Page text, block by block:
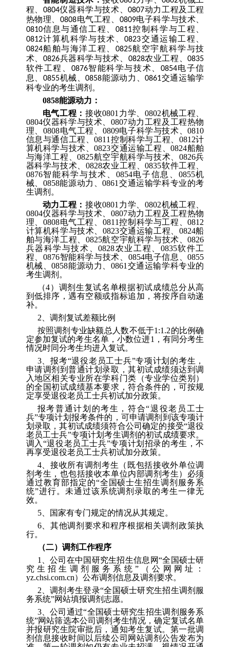
程、 0804仪器科学与技术、0807动力工程及工程
热物理、0808电气工程、 0809电子科学与技术、
0810信息与通信工程、 0811控制科学与工程、
0812计算机科学与技术、0823交通运输工程、
0824船舶与海洋工程、 0825航空宇航科学与技
术、 0826兵器科学与技术、 0828农业工程、0835
软件工程、 0876智能科学与技术、 0854电子信
息、 0855机械、0858能源动力、0861交通运输学
科专业的考生调剂 。
0858能源动力：
电气工程： 接收0801 力学、0802机械工程、
0804仪器科学与技术、 0807动力工程及工程热物
理、 0808电气工程、 0809电子科学与技术、0810
信息与通信工程、0811 控制科学与工程、 0812计
算机科学与技术、0823交通运输工程、0824船舶
与海洋工程、0825航空宇航科学与技术、 0826兵
器科学与技术、 0828农业工程、0835软件工程、
0876智能科学与技术、 0854电子信息、 0855机
械、 0858能源动力、0861 交通运输学科专业的考
生调剂。
动力工程： 接收0801 力学、0802机械工程、
0804仪器科学与技术、 0807动力工程及工程热物
理、 0808电气工程、 0811控制科学与工程、0812
计算机科学与技术、 0823交通运输工程、 0824船
舶与海洋工程、 0825航空宇航科学与技术、0826
兵器科学与技术、0828农业工程、 0835软件工
程、 0876智能科学与技术、 0854电子信息、0855
机械、0858能源动力、 0861 交通运输学科专业的
考生调剂。
（4）调剂生复试名单根据初试成绩总分从高
到低排序，遇有空额或指标追加，将按序自动递
补。
2
调剂复试差额比例
按照调剂专业缺额总人数不低于1:1.2的比例确
定参加复试的考生名单，小数位进1 ，有同分考生
情况时同分考生均进入复试。
3、报考“退役老员工士兵”专项计划的考生，
申请调剂到普通计划录取，其初试成绩须达到调
入地区相关专业所在学科门类（专业学位类别）
的全国初试成绩基本要求，符合条件的，可按规
定享受退役老员工士兵初试加分政策。
报考普通计划的考生，符合“退役老员工士
兵”专项计划报考条件的，可申请调剂到该专项计
划录取，其初试成绩须符合公司确定的接受“退役
老员工士兵”专项计划考生调剂的初试成绩要求。
调入 “退役老员工士兵”专项计划招录的考生，不
再享受退役老员工士兵初试加分政策。
4、 接收所有调剂考生（既包括接收外单位调
剂考生，也包括接收本单位内部调剂考生）必须
通过教育部指定的“全国硕士生招生调剂服务系
统”进行。未通过该系统调剂录取的考生一律无
效。
5、
国家有专门规定的情况从其规定。
6、 其他调剂要求和程序根据相关调剂政策执
行。
（二） 调剂工作程序
1
、公司在中国研究生招生信息网“全国硕士研
究生招生调剂服务系统 ”（公网网址：
yz.chsi.com.cn）公布调剂信息及调剂要求。
2 、调剂考生登录“全国硕士研究生招生调剂服
务系统”网站填报调剂志愿。
3、公司通过“全国硕士研究生招生调剂服务系
统”网站筛选本公司调剂考生情况，确定复试名单
并报研究生院审批后，通知考生复试。第一批调
剂信息接收时间以后续公司网站调剂公告发布为